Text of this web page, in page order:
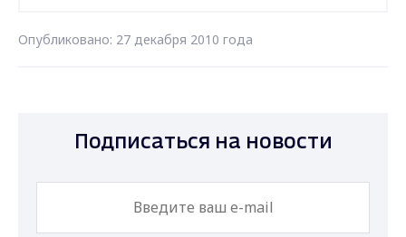
Опубликовано: 27 декабря 2010 года
Подписаться на новости